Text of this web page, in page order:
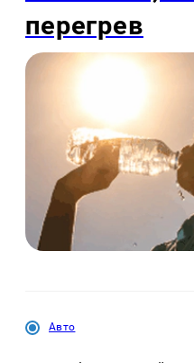
перегрев
Авто